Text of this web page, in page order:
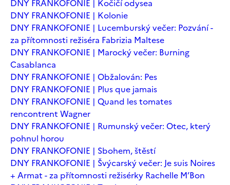
DNY FRANKOFONIE | Kočičí odysea
DNY FRANKOFONIE | Kolonie
DNY FRANKOFONIE | Lucemburský večer: Pozvání -
za přítomnosti režiséra Fabrizia Maltese
DNY FRANKOFONIE | Marocký večer: Burning
Casablanca
DNY FRANKOFONIE | Obžalován: Pes
DNY FRANKOFONIE | Plus que jamais
DNY FRANKOFONIE | Quand les tomates
rencontrent Wagner
DNY FRANKOFONIE | Rumunský večer: Otec, který
pohnul horou
DNY FRANKOFONIE | Sbohem, štěstí
DNY FRANKOFONIE | Švýcarský večer: Je suis Noires
+ Armat - za přítomnosti režisérky Rachelle M’Bon